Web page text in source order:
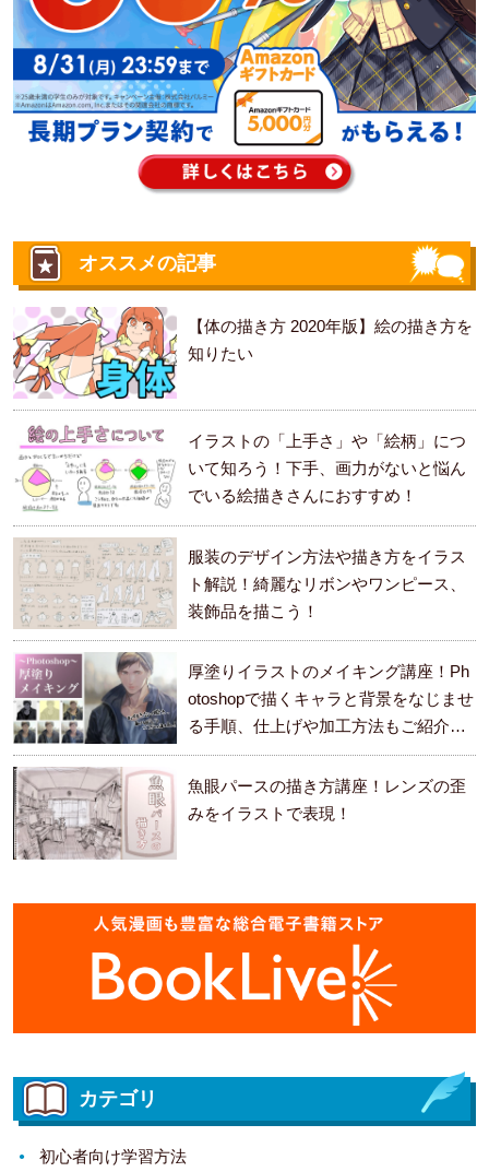
オススメの記事
【体の描き方 2020年版】絵の描き方を
知りたい
イラストの「上手さ」や「絵柄」につ
いて知ろう！下手、画力がないと悩ん
でいる絵描きさんにおすすめ！
服装のデザイン方法や描き方をイラス
ト解説！綺麗なリボンやワンピース、
装飾品を描こう！
厚塗りイラストのメイキング講座！Ph
otoshopで描くキャラと背景をなじませ
る手順、仕上げや加工方法もご紹介し
ます。
魚眼パースの描き方講座！レンズの歪
みをイラストで表現！
カテゴリ
初心者向け学習方法